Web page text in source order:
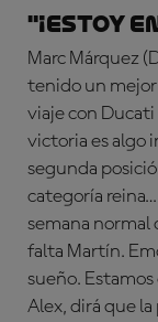
"¡Estoy
Marc Márquez
tenido un mejor
viaje con
victoria es algo
segunda
categoría
semana normal
falta Martín.
sueño. Estamos
Alex, dirá que la